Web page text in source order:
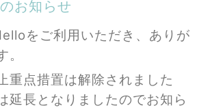
お知らせ
をご利用いただき、ありが
。
重点措置は解除されました
延長となりましたのでお知ら